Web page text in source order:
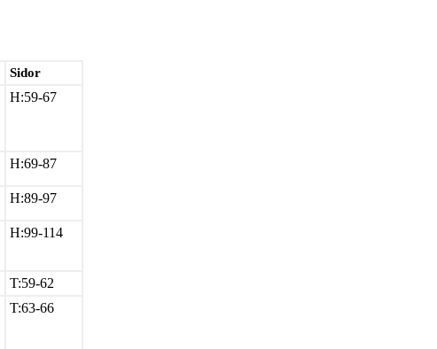
Sidor
H:59-67
H:69-87
H:89-97
H:99-114
T:59-62
T:63-66